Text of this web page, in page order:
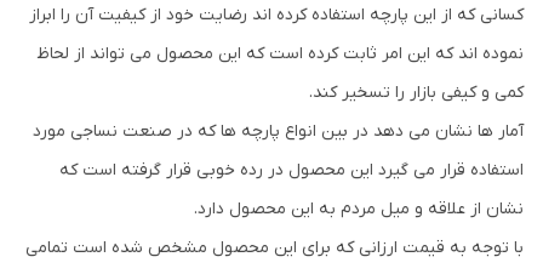
کسانی که از این پارچه استفاده کرده اند رضایت خود از کیفیت آن را ابراز
نموده اند که این امر ثابت کرده است که این محصول می تواند از لحاظ
کمی و کیفی بازار را تسخیر کند.
آمار ها نشان می دهد در بین انواع پارچه ها که در صنعت نساجی مورد
استفاده قرار می گیرد این محصول در رده خوبی قرار گرفته است که
نشان از علاقه و میل مردم به این محصول دارد.
با توجه به قیمت ارزانی که برای این محصول مشخص شده است تمامی